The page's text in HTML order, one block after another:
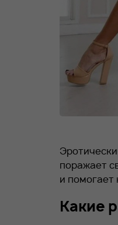
поражает
и помогает
Какие